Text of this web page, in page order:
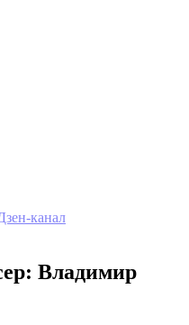
канал
Владимир